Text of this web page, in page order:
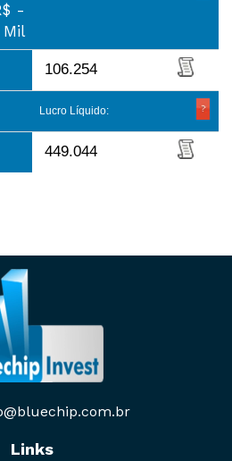
-
Mil
106.254
Lucro Líquido:
449.044
Links